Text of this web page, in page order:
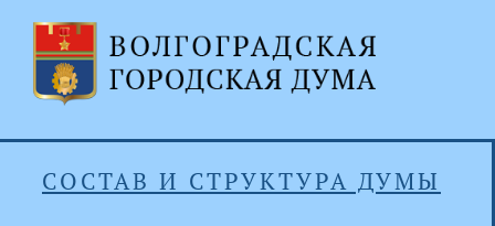
СОСТАВ И СТРУКТУРА ДУМЫ